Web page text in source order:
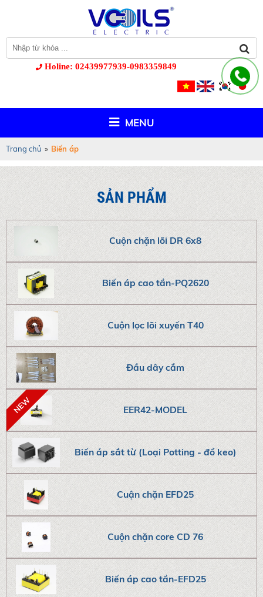
Holine: 02439977939-0983359849
MENU
Trang chủ » Biến áp
SẢN PHẨM
Cuộn chặn lõi DR 6x8
Biến áp cao tần-PQ2620
Cuộn lọc lõi xuyến T40
Đầu dây cắm
EER42-MODEL
Biến áp sắt từ (Loại Potting - đổ keo)
Cuận chặn EFD25
Cuộn chặn core CD 76
Biến áp cao tần-EFD25